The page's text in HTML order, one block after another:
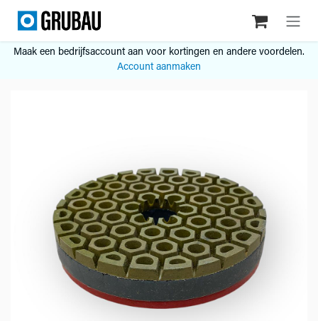
Overslaan naar inhoud
Maak een bedrijfsaccount aan voor kortingen en andere voordelen.
Account aanmaken